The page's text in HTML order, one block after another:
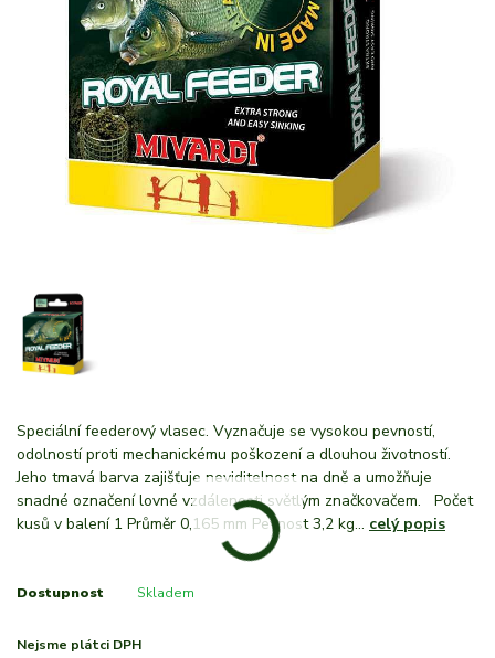
Speciální feederový vlasec. Vyznačuje se vysokou pevností,
odolností proti mechanickému poškození a dlouhou životností.
Jeho tmavá barva zajišťuje neviditelnost na dně a umožňuje
snadné označení lovné vzdálenosti světlým značkovačem. Počet
kusů v balení 1 Průměr 0,165 mm Pevnost 3,2 kg... celý popis
Dostupnost Skladem
Nejsme plátci DPH